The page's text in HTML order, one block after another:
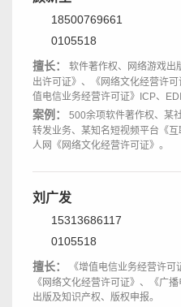
18500769661
0105518
擅长：
软件著作权、网络游戏出
出许可证》、《网络文化经营许
值电信业务经营许可证》ICP、
案例：
500余项软件著作权、某
转发业务、某知名短视频平台《
人网《网络文化经营许可证》。
刘广发
15313686117
0105518
擅长：
《增值电信业务经营许可
《网络文化经营许可证》、《广
出版及知识产权、版权申报。